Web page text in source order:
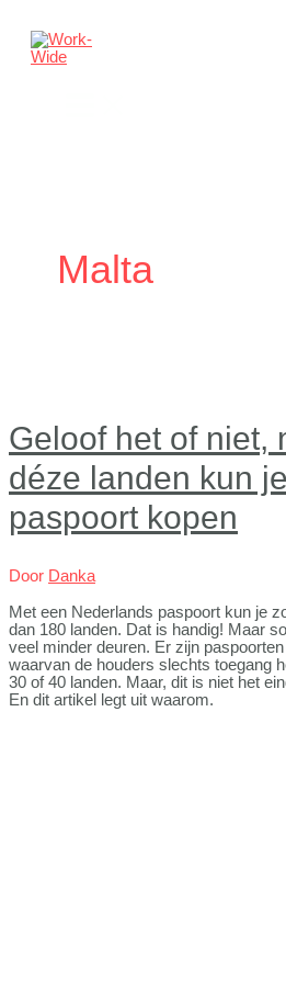
naar
inhoud
Malta
Geloof het of niet,
déze landen kun
paspoort kopen
Door Danka
Met een Nederlands paspoort kun je
dan 180 landen. Dat is handig! Maar
veel minder deuren. Er zijn
waarvan de houders slechts toegang
30 of 40 landen. Maar, dit is niet het
En dit artikel legt uit waarom.